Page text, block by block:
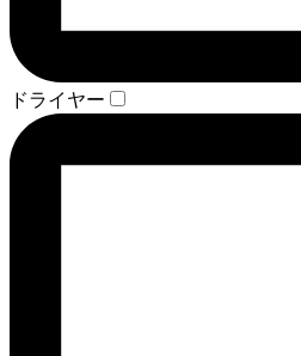
ドライヤー